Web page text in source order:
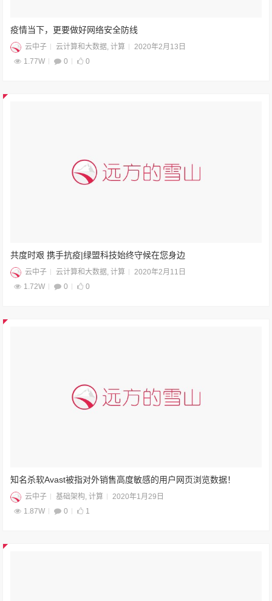
疫情当下，更要做好网络安全防线
云中子 云计算和大数据,计算
2020年2月13日
1.77W
0 0
共度时艰 携手抗疫|绿盟科技始终守候在您身边
云中子 云计算和大数据 ,计算
2020年2月11日
1.72W
0 0
知名杀软Avast被指对外销售高度敏感的用户网页浏览数据！
云中子 基础架构 ,计算
2020年1月29日
1.87W
0 1